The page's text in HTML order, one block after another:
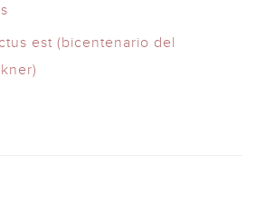
est (bicentenario del